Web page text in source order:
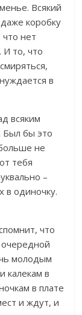
Всякий
коробку
что нет
то, что
в
всяким
Был бы это
не
тебя
–
в одиночку.
что
очередной
молодым
калекам в
в плате
и ждут, и